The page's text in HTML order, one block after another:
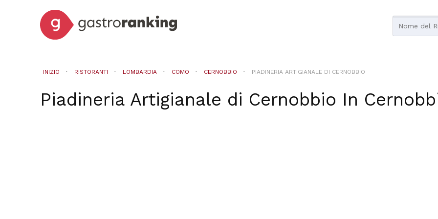
INIZIO RISTORANTI LOMBARDIA COMO CERNOBBIO PIADINERIA ARTIGIANALE DI CERNOBBIO
Piadineria Artigianale di Cernobbio In